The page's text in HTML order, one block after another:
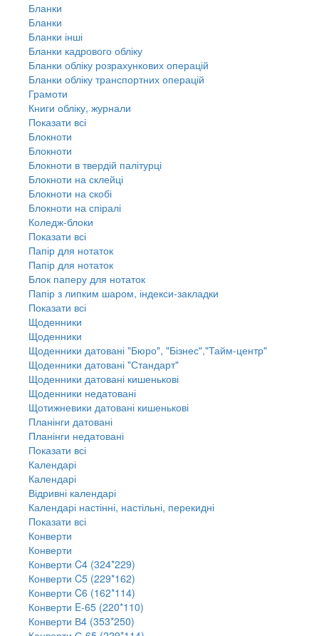
Бланки
Бланки
Бланки інші
Бланки кадрового обліку
Бланки обліку розрахункових операцій
Бланки обліку транспортних операцій
Грамоти
Книги обліку, журнали
Показати всі
Блокноти
Блокноти
Блокноти в твердій палітурці
Блокноти на склейці
Блокноти на скобі
Блокноти на спіралі
Коледж-блоки
Показати всі
Папір для нотаток
Папір для нотаток
Блок паперу для нотаток
Папір з липким шаром, індекси-закладки
Показати всі
Щоденники
Щоденники
Щоденники датовані "Бюро", "Бізнес","Тайм-центр"
Щоденники датовані "Стандарт"
Щоденники датовані кишенькові
Щоденники недатовані
Щотижневики датовані кишенькові
Планінги датовані
Планінги недатовані
Показати всі
Календарі
Календарі
Відривні календарі
Календарі настінні, настільні, перекидні
Показати всі
Конверти
Конверти
Конверти C4 (324*229)
Конверти C5 (229*162)
Конверти C6 (162*114)
Конверти E-65 (220*110)
Конверти В4 (353*250)